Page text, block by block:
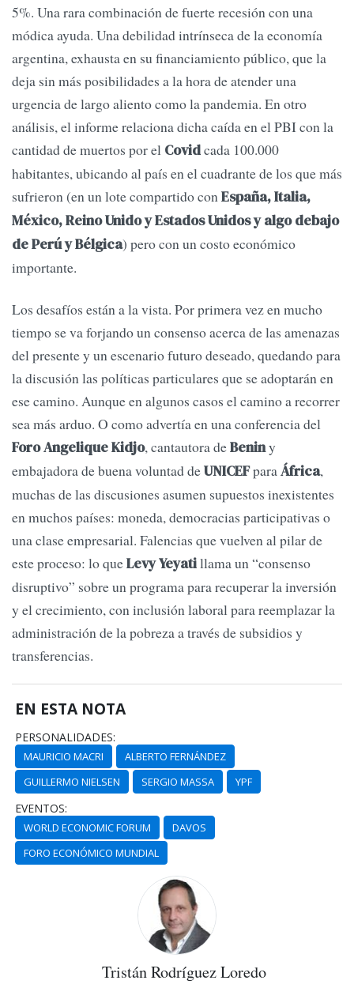
5%. Una rara combinación de fuerte recesión con una
módica ayuda. Una debilidad intrínseca de la economía
argentina, exhausta en su financiamiento público, que la
deja sin más posibilidades a la hora de atender una
urgencia de largo aliento como la pandemia. En otro
análisis, el informe relaciona dicha caída en el PBI con la
cantidad de muertos por el Covidcada 100.000
habitantes, ubicando al país en el cuadrante de los que más
sufrieron (en un lote compartido conEspaña, Italia,
México, Reino Unido y Estados Unidos y algo debajo
de Perú y Bélgica) pero con un costo económico
importante.
Los desafíos están a la vista. Por primera vez en mucho
tiempo se va forjando un consenso acerca de las amenazas
del presente y un escenario futuro deseado, quedando para
la discusión las políticas particulares que se adoptarán en
ese camino. Aunque en algunos casos el camino a recorrer
sea más arduo. O como advertía en una conferencia del
Foro Angelique Kidjo, cantautora deBeniny
embajadora de buena voluntad deUNICEFparaÁfrica,
muchas de las discusiones asumen supuestos inexistentes
en muchos países: moneda, democracias participativas o
una clase empresarial. Falencias que vuelven al pilar de
este proceso: lo queLevy Yeyatillama un “consenso
disruptivo” sobre un programa para recuperar la inversión
y el crecimiento, con inclusión laboral para reemplazar la
administración de la pobreza a través de subsidios y
transferencias.
EN ESTA NOTA
PERSONALIDADES:
MAURICIO MACRI
ALBERTO FERNÁNDEZ
GUILLERMO NIELSEN
SERGIO MASSA YPF
EVENTOS:
WORLD ECONOMIC FORUM
DAVOS
FORO ECONÓMICO MUNDIAL
Tristán Rodríguez Loredo